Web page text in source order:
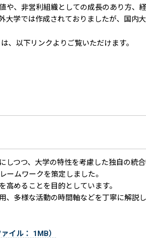
、非営利組織としての成長のあり方、
学では作成されておりましたが、国内
は、以下リンクよりご覧いただけます。
つつ、大学の特性を考慮した独自の統
ームワークを策定しました。
めることを目的としています。
多様な活動の時間軸などを丁寧に解説
ァイル： 1MB）